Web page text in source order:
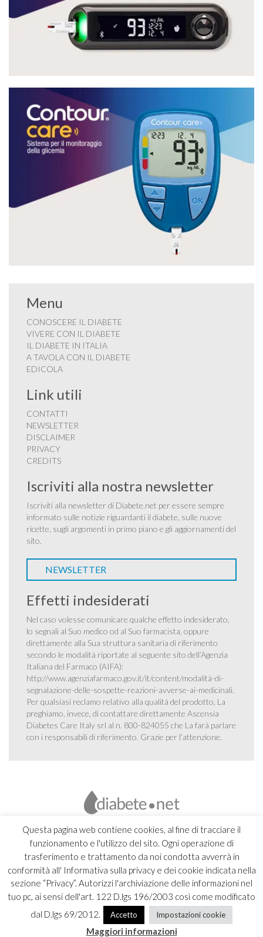
Questa pagina web contiene cookies, al fine di tracciare il
funzionamento e l'utilizzo del sito. Ogni operazione di
trasferimento e trattamento da noi condotta avverrà in
conformità all' Informativa sulla privacy e dei cookie indicata nella
sezione “Privacy”. Autorizzi l'archiviazione delle informazioni nel
tuo pc, ai sensi dell'art. 122 D.lgs 196/2003 così come modificato
dal D.lgs 69/2012.
Accetto Impostazioni cookie
Maggiori informazioni
Menu
CONOSCERE IL DIABETE
VIVERE CON IL DIABETE
IL DIABETE IN ITALIA
A TAVOLA CON IL DIABETE
EDICOLA
Link utili
CONTATTI
NEWSLETTER
DISCLAIMER
PRIVACY
CREDITS
Iscriviti alla nostra newsletter
Iscriviti alla newsletter di Diabete.net per essere sempre
informato sulle notizie riguardanti il diabete, sulle nuove
ricette, sugli argomenti in primo piano e gli aggiornamenti del
sito.
NEWSLETTER
Effetti indesiderati
Nel caso volesse comunicare qualche effetto indesiderato,
lo segnali al Suo medico od al Suo farmacista, oppure
direttamente alla Sua struttura sanitaria di riferimento
secondo le modalità riportate al seguente sito dell’Agenzia
Italiana del Farmaco (AIFA):
http://www.agenziafarmaco.gov.it/it/content/modalità-di-
segnalazione-delle-sospette-reazioni-avverse-ai-medicinali.
Per qualsiasi reclamo relativo alla qualità del prodotto, La
preghiamo, invece, di contattare direttamente Ascensia
Diabetes Care Italy srl al n. 800-824055 che La farà parlare
con i responsabili di riferimento. Grazie per l’attenzione.
Copyright 2026 Ascensia Diabetes Care Italy srl |Credits